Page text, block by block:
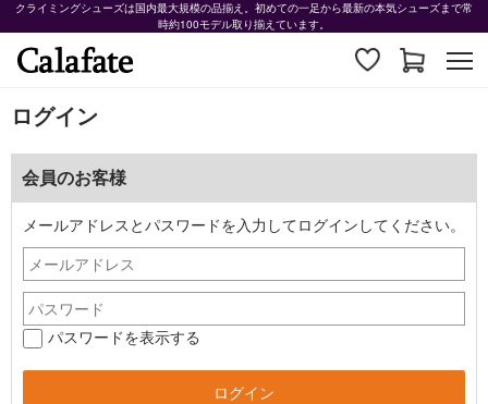
クライミングシューズは国内最大規模の品揃え。初めての一足から最新の本気シューズまで常
時約100モデル取り揃えています。
ログイン
会員のお客様
メールアドレスとパスワードを入力してログインしてください。
パスワードを表示する